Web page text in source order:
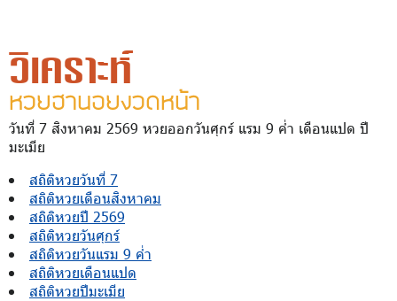
วิเคราะห์
หวยฮานอยงวดหน้า
วันที่ 7 สิงหาคม 2569 หวยออกวันศุกร์ แรม 9 ค่ำ เดือนแปด ปี
มะเมีย
สถิติหวยวันที่ 7
สถิติหวยเดือนสิงหาคม
สถิติหวยปี 2569
สถิติหวยวันศุกร์
สถิติหวยวันแรม 9 ค่ำ
สถิติหวยเดือนแปด
สถิติหวยปีมะเมีย